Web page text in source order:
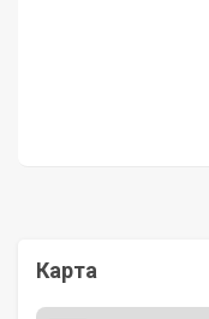
Карта